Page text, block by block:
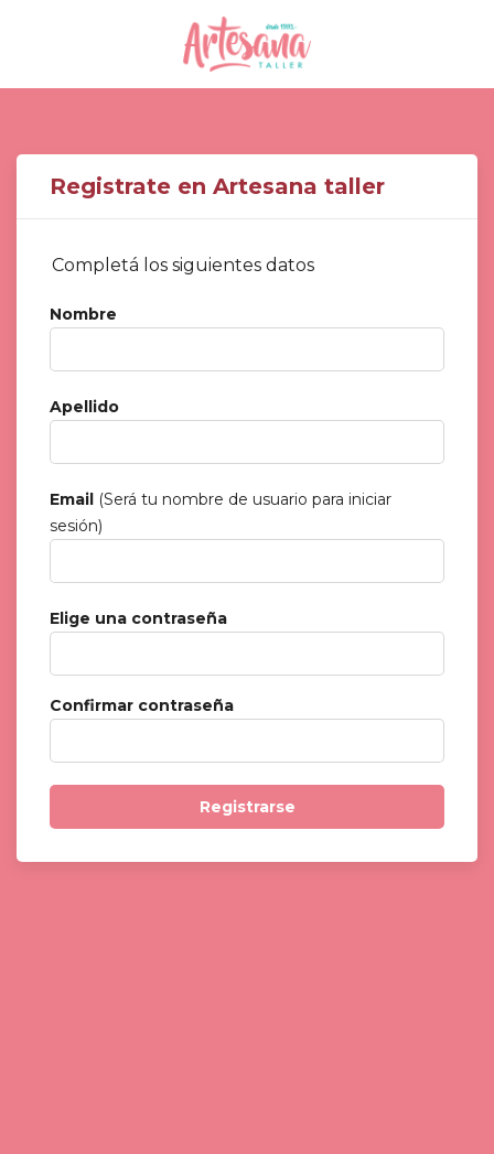
Registrate en Artesana taller
Completá los siguientes datos
Nombre
Apellido
Email (Será tu nombre de usuario para iniciar
sesión)
Elige una contraseña
Confirmar contraseña
Registrarse